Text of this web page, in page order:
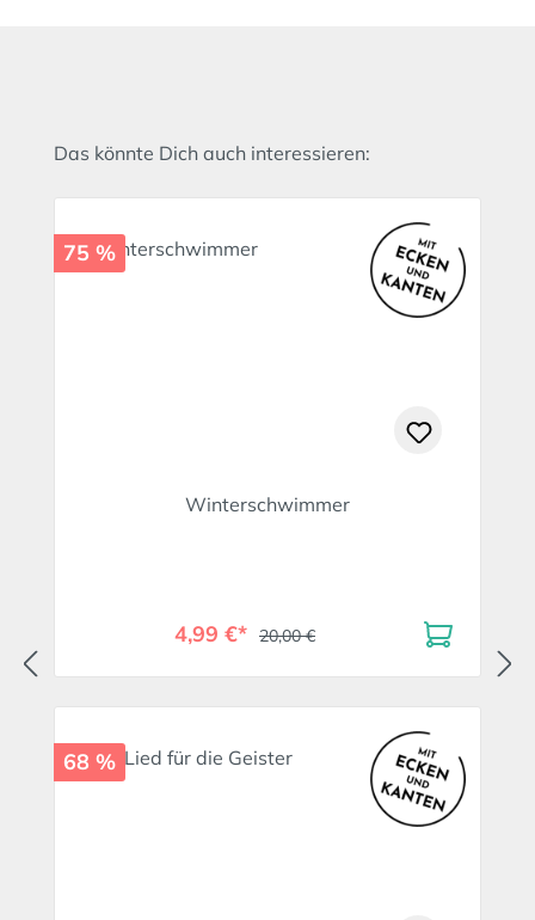
Produktgalerie überspringen
Das könnte Dich auch interessieren:
75 %
Winterschwimmer
4,99 €* 20,00 €
68 %